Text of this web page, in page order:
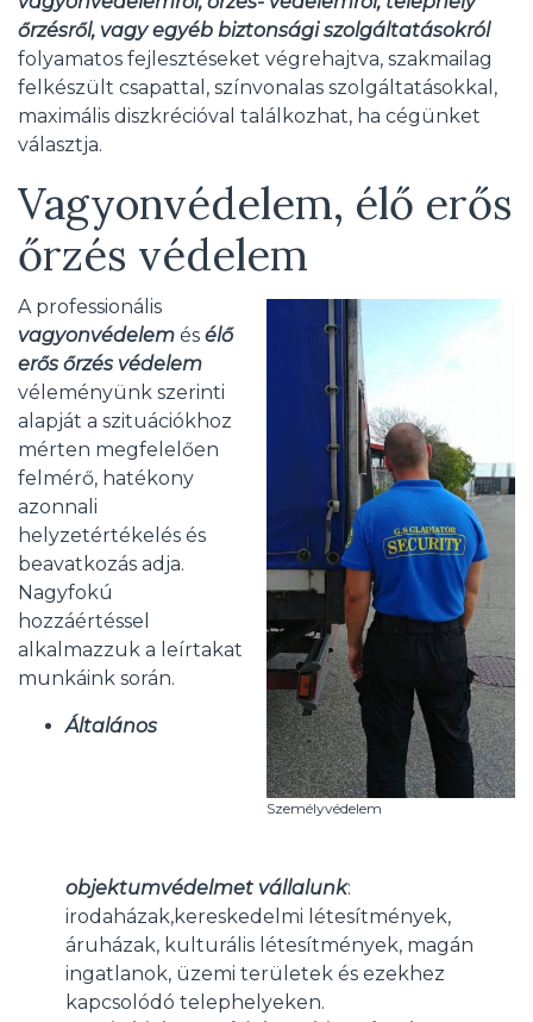
őrzésről, vagy egyéb biztonsági szolgáltatásokról
folyamatos fejlesztéseket végrehajtva, szakmailag
felkészült csapattal, színvonalas szolgáltatásokkal,
maximális diszkrécióval találkozhat, ha cégünket
választja.
Vagyonvédelem, élő erős
őrzés védelem
Személyvédelem
A professionális
vagyonvédelem és élő
erős őrzés védelem
véleményünk szerinti
alapját a szituációkhoz
mérten megfelelően
felmérő, hatékony
azonnali
helyzetértékelés és
beavatkozás adja.
Nagyfokú
hozzáértéssel
alkalmazzuk a leírtakat
munkáink során.
Általános
objektumvédelmet vállalunk:
irodaházak,kereskedelmi létesítmények,
áruházak, kulturális létesítmények, magán
ingatlanok, üzemi területek és ezekhez
kapcsolódó telephelyeken.